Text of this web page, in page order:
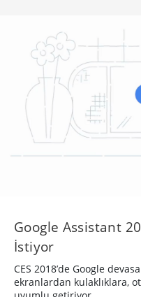
Google Assistant
İstiyor
CES 2018’de Google
ekranlardan kulaklıklara,